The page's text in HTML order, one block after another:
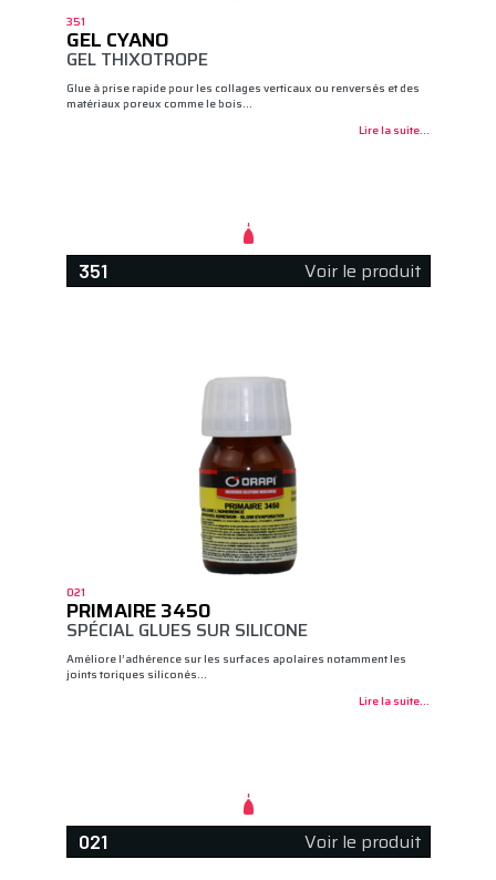
351
GEL CYANO
GEL THIXOTROPE
Glue à prise rapide pour les collages verticaux ou renversés et des
matériaux poreux comme le bois…
Lire la suite...
351 Voir le produit
021
PRIMAIRE 3450
SPÉCIAL GLUES SUR SILICONE
Améliore l’adhérence sur les surfaces apolaires notamment les
joints toriques siliconés…
Lire la suite...
021 Voir le produit